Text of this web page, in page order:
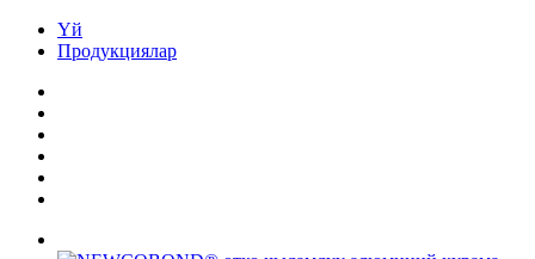
Үй
Продукциялар